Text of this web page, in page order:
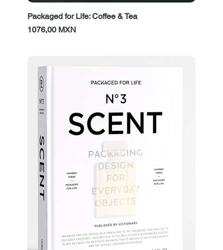
Packaged for Life: Coffee & Tea
Prezzo
1076,00 MXN